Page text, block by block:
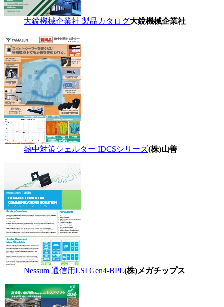
大銳機械企業社 製品カタログ大銳機械企業社
熱中対策シェルター IDCSシリーズ(株)山善
Nessum 通信用LSI Gen4-BPL(株)メガチップス